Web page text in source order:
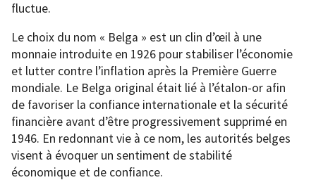
fluctue.
Le choix du nom « Belga » est un clin d’œil à une
monnaie introduite en 1926 pour stabiliser l’économie
et lutter contre l’inflation après la Première Guerre
mondiale. Le Belga original était lié à l’étalon-or afin
de favoriser la confiance internationale et la sécurité
financière avant d’être progressivement supprimé en
1946. En redonnant vie à ce nom, les autorités belges
visent à évoquer un sentiment de stabilité
économique et de confiance.